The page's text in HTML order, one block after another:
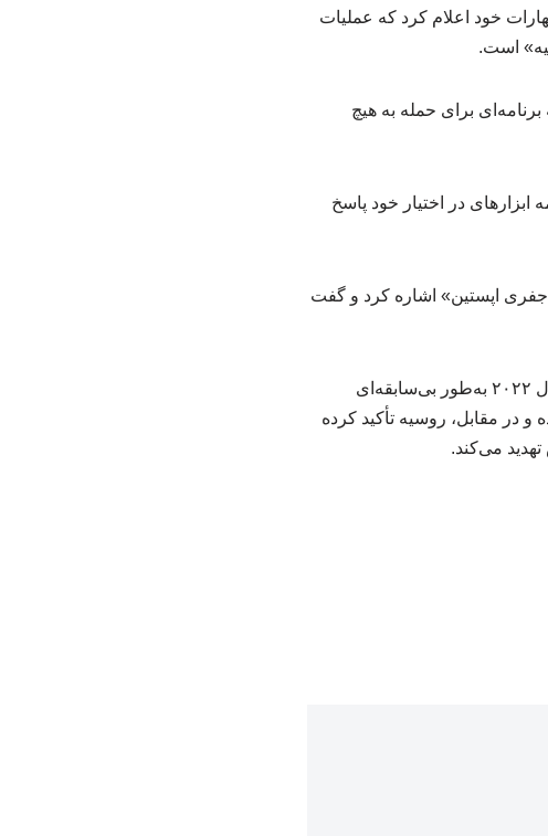
خود اعلام کرد که عملیات
است.
برای حمله به هیچ
ابزارهای در اختیار خود پاسخ
اپستین» اشاره کرد و گفت
تنش میان روسیه و کشورهای غربی از زمان آغاز عملیات نظامی مسکو در اوکراین در سال ۲۰۲۲ به‌طور بی‌سابقه‌ای
و در مقابل، روسیه تأکید کرده
می‌کند.